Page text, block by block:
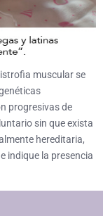
muscular se
progresivas de
sin que exista
hereditaria,
indique la presencia